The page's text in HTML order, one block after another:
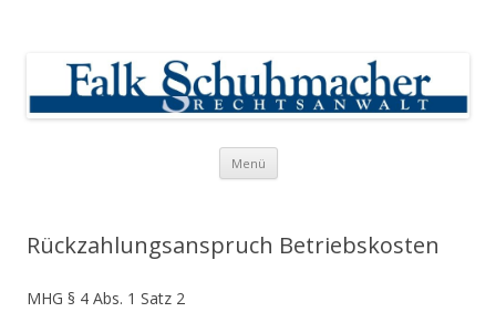
Menü Springe zum Inhalt
Rückzahlungsanspruch Betriebskosten
MHG § 4 Abs. 1 Satz 2